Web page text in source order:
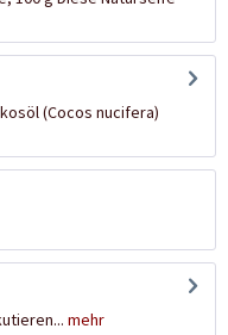
(Cocos nucifera)
mehr